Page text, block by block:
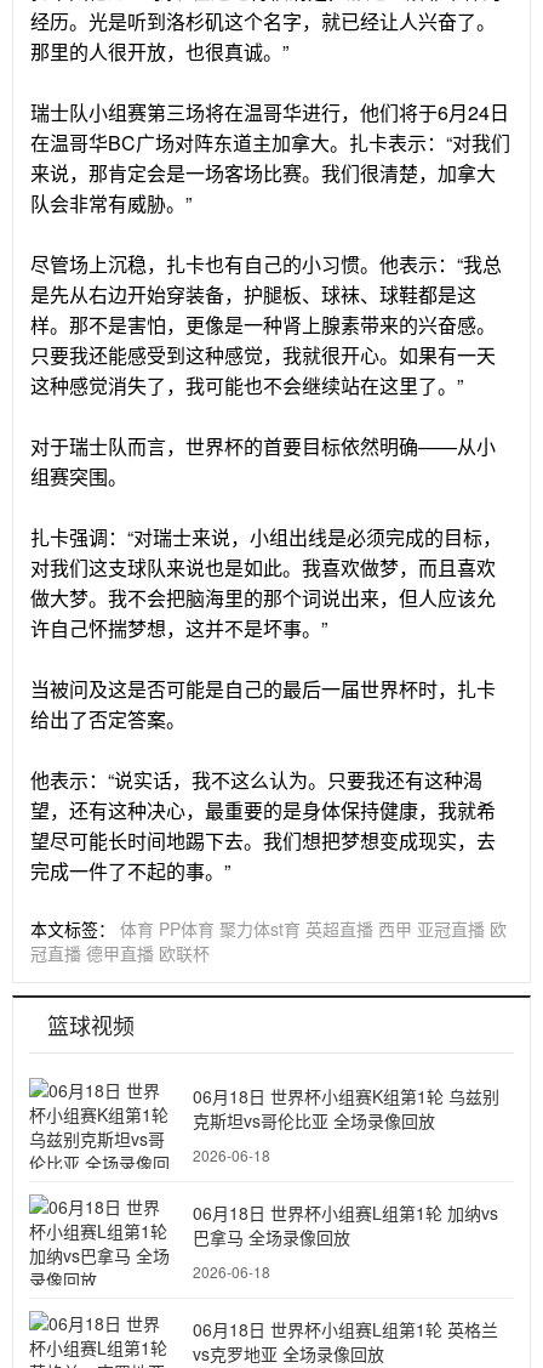
经历。光是听到洛杉矶这个名字，就已经让人兴奋了。
那里的人很开放，也很真诚。”
瑞士队小组赛第三场将在温哥华进行，他们将于6月24日
在温哥华BC广场对阵东道主加拿大。扎卡表示：“对我们
来说，那肯定会是一场客场比赛。我们很清楚，加拿大
队会非常有威胁。”
尽管场上沉稳，扎卡也有自己的小习惯。他表示：“我总
是先从右边开始穿装备，护腿板、球袜、球鞋都是这
样。那不是害怕，更像是一种肾上腺素带来的兴奋感。
只要我还能感受到这种感觉，我就很开心。如果有一天
这种感觉消失了，我可能也不会继续站在这里了。”
对于瑞士队而言，世界杯的首要目标依然明确——从小
组赛突围。
扎卡强调：“对瑞士来说，小组出线是必须完成的目标，
对我们这支球队来说也是如此。我喜欢做梦，而且喜欢
做大梦。我不会把脑海里的那个词说出来，但人应该允
许自己怀揣梦想，这并不是坏事。”
当被问及这是否可能是自己的最后一届世界杯时，扎卡
给出了否定答案。
他表示：“说实话，我不这么认为。只要我还有这种渴
望，还有这种决心，最重要的是身体保持健康，我就希
望尽可能长时间地踢下去。我们想把梦想变成现实，去
完成一件了不起的事。”
本文标签： 体育 PP体育 聚力体st育 英超直播 西甲 亚冠直播 欧
冠直播 德甲直播 欧联杯
篮球视频
06月18日 世界杯小组赛K组第1轮 乌兹别
克斯坦vs哥伦比亚 全场录像回放
2026-06-18
06月18日 世界杯小组赛L组第1轮 加纳vs
巴拿马 全场录像回放
2026-06-18
06月18日 世界杯小组赛L组第1轮 英格兰
vs克罗地亚 全场录像回放